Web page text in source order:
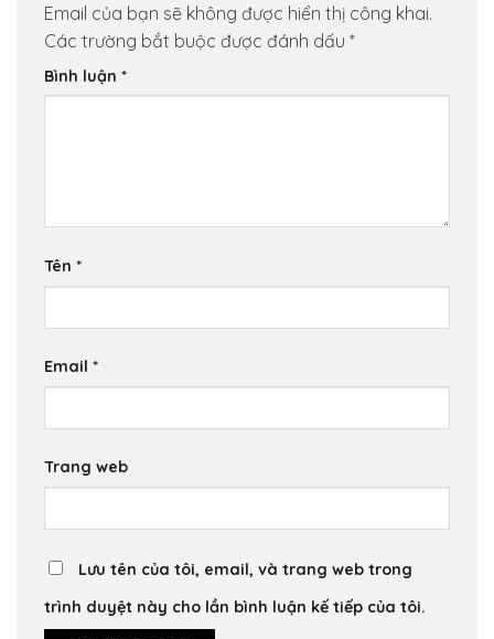
Email của bạn sẽ không được hiển thị công khai.
Các trường bắt buộc được đánh dấu *
Bình luận *
Tên *
Email *
Trang web
Lưu tên của tôi, email, và trang web trong
trình duyệt này cho lần bình luận kế tiếp của tôi.